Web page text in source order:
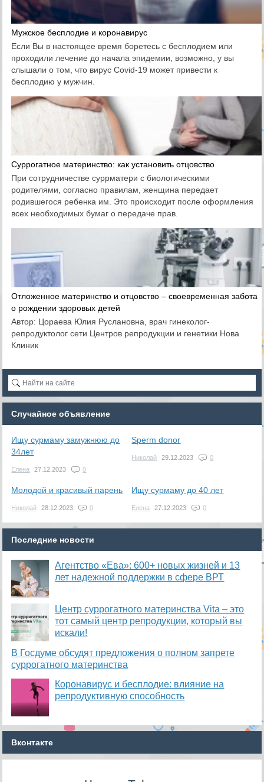
Мужское бесплодие и коронавирус
Если Вы в настоящее время боретесь с бесплодием или
проходили лечение до начала эпидемии, возможно, у вы
слышали о том, что вирус Covid-19 может привести к
бесплодию у мужчин.
Суррогатное материнство: как установить отцовство
При сотрудничестве суррматери с биологическими
родителями, согласно правилам, женщина передает
родившегося ребенка им. Это происходит после оформления
всех необходимых бумаг о передаче прав.
Отложенное материнство и отцовство – своевременная забота
о рождении здоровых детей
Автор: Цораева Юлия Руслановна, врач гинеколог-
репродуктолог сети Центров репродукции и генетики Нова
Клиник
Случайное объявление
Ищу сурмаму замужнюю до
34лет
Елена 27.12.2023 0
Sperm donor
Николай 29.12.2023 0
Молодой и красивый парень
Николай 28.12.2023 0
Ищу сурмаму до 40 лет
Елена 27.12.2023 0
Последние новости
Агентство «Ева»: 600+ новых жизней и 13
лет надежной поддержки в сфере ВРТ
​Центр суррогатного материнства Vita – это
тот самый центр репродукции, который вы
искали!
В Госдуме обсудят предложения о полном запрете
суррогатного материнства
Коронавирус и бесплодие: влияние на
репродуктивную способность
Вконтакте